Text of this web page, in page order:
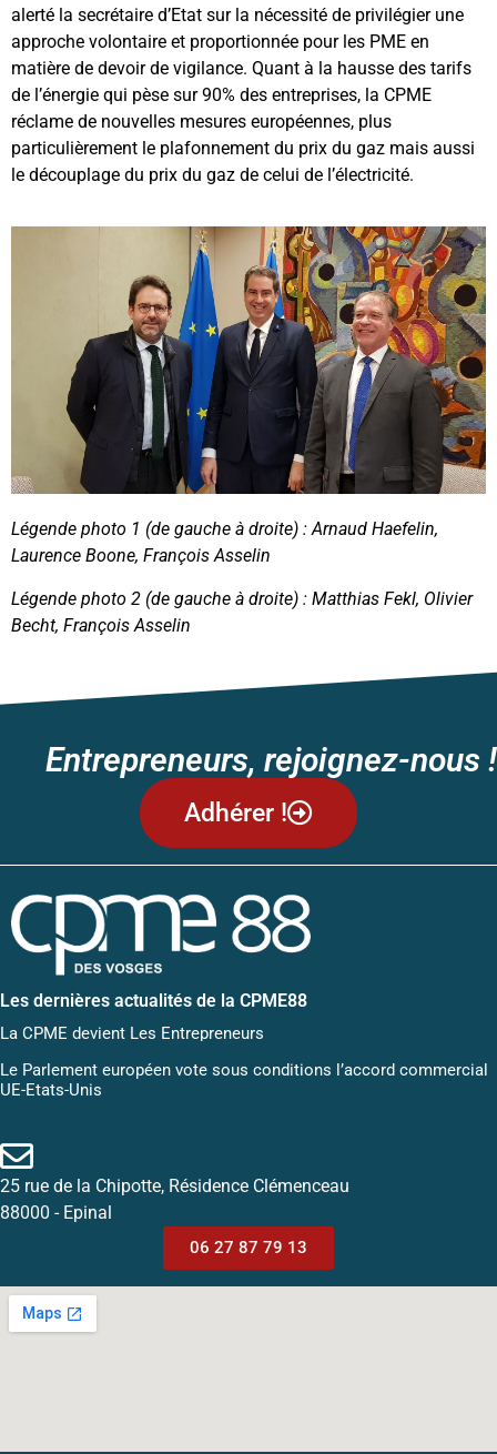
alerté la secrétaire d’Etat sur la nécessité de privilégier une
approche volontaire et proportionnée pour les PME en
matière de devoir de vigilance. Quant à la hausse des tarifs
de l’énergie qui pèse sur 90% des entreprises, la CPME
réclame de nouvelles mesures européennes, plus
particulièrement le plafonnement du prix du gaz mais aussi
le découplage du prix du gaz de celui de l’électricité.
Légende photo 1 (de gauche à droite) : Arnaud Haefelin,
Laurence Boone, François Asselin
Légende photo 2 (de gauche à droite) : Matthias Fekl, Olivier
Becht, François Asselin
Entrepreneurs, rejoignez-nous !
Adhérer !
Les dernières actualités de la CPME88
La CPME devient Les Entrepreneurs
Le Parlement européen vote sous conditions l’accord commercial
UE-Etats-Unis
25 rue de la Chipotte, Résidence Clémenceau
88000 - Epinal
06 27 87 79 13